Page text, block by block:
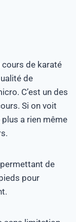
cours de karaté
de
C’est un des
Si on voit
a rien même
de
pour